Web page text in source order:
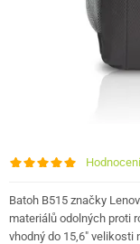
Hodnocení
Batoh B515 značky
materiálů odolných proti
vhodný do 15,6" velikosti